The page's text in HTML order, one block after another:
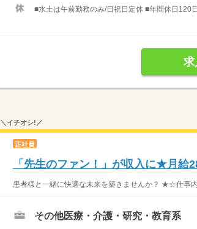
■水土は午前勤務のみ/日祝日定休 ■年間休日120
求
＼イチオシ!／
正社員
「先生のファン！」が収入に★月給
患者様と一緒に快適な未来を築きませんか？ ★☆仕事
その他医療・介護・研究・教育系